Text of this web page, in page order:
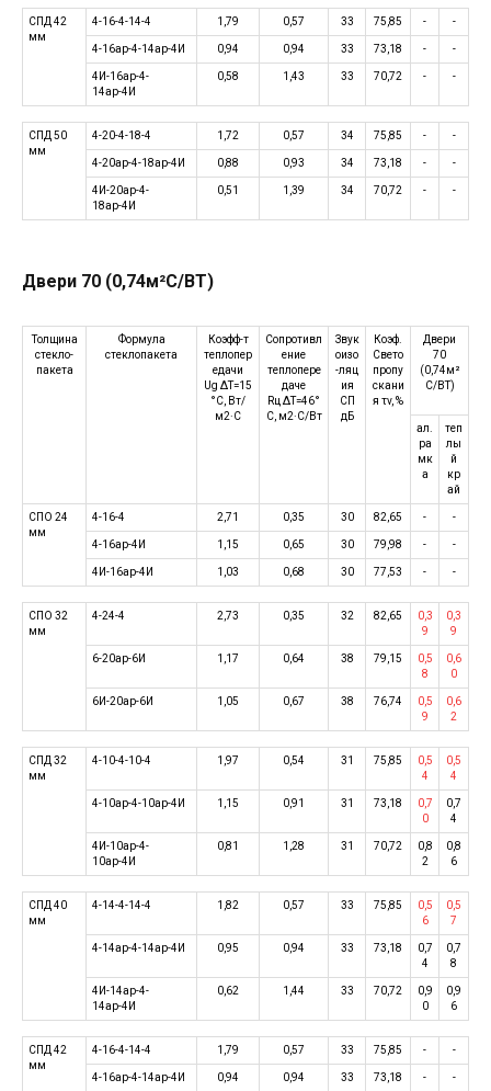
СПД 42
мм
4-16-4-14-4 1,79 0,57 33 75,85 - -
4-16ар-4-14ар-4И 0,94 0,94 33 73,18 - -
4И-16ар-4-
14ар-4И
0,58 1,43 33 70,72 - -
СПД 50
мм
4-20-4-18-4 1,72 0,57 34 75,85 - -
4-20ар-4-18ар-4И 0,88 0,93 34 73,18 - -
4И-20ар-4-
18ар-4И
0,51 1,39 34 70,72 - -
Двери 70 (0,74м²С/ВТ)
Толщина
стекло-
пакета
Формула
стеклопакета
Коэфф-т
теплопер
едачи
Ug ΔT=15
°C, Вт/
м2·C
Сопротивл
ение
теплопере
даче
Rц ΔT=46°
C, м2·C/Вт
Звук
оизо
-ляц
ия
СП
дБ
Коэф.
Свето
пропу
скани
я τv, %
Двери
70
(0,74м²
С/ВТ)
ал.
ра
мк
а
теп
лы
й
кр
ай
СПО 24
мм
4-16-4 2,71 0,35 30 82,65 - -
4-16ар-4И 1,15 0,65 30 79,98 - -
4И-16ар-4И 1,03 0,68 30 77,53 - -
СПО 32
мм
4-24-4 2,73 0,35 32 82,65
0,3
9
0,3
9
6-20ар-6И 1,17 0,64 38 79,15
0,5
8
0,6
0
6И-20ар-6И 1,05 0,67 38 76,74
0,5
9
0,6
2
СПД 32
мм
4-10-4-10-4 1,97 0,54 31 75,85
0,5
4
0,5
4
4-10ар-4-10ар-4И 1,15 0,91 31 73,18
0,7
0
0,7
4
4И-10ар-4-
10ар-4И
0,81 1,28 31 70,72
0,8
2
0,8
6
СПД 40
мм
4-14-4-14-4 1,82 0,57 33 75,85
0,5
6
0,5
7
4-14ар-4-14ар-4И 0,95 0,94 33 73,18
0,7
4
0,7
8
4И-14ар-4-
14ар-4И
0,62 1,44 33 70,72
0,9
0
0,9
6
СПД 42
мм
4-16-4-14-4 1,79 0,57 33 75,85 - -
4-16ар-4-14ар-4И 0,94 0,94 33 73,18 - -